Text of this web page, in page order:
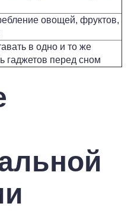
овощей, фруктов,
в одно и то же
гаджетов перед сном